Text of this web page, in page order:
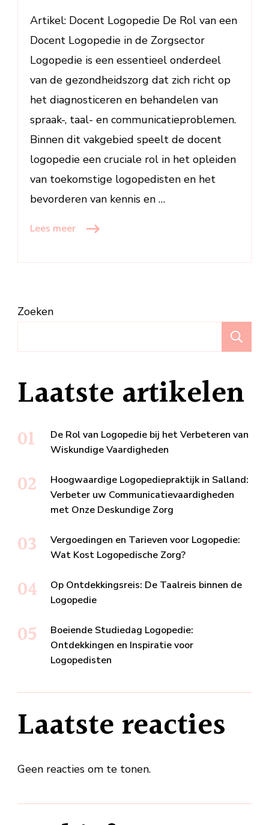
Artikel: Docent Logopedie De Rol van een
Docent Logopedie in de Zorgsector
Logopedie is een essentieel onderdeel
van de gezondheidszorg dat zich richt op
het diagnosticeren en behandelen van
spraak-, taal- en communicatieproblemen.
Binnen dit vakgebied speelt de docent
logopedie een cruciale rol in het opleiden
van toekomstige logopedisten en het
bevorderen van kennis en …
Lees meer
Zoeken
Laatste artikelen
De Rol van Logopedie bij het Verbeteren van
Wiskundige Vaardigheden
Hoogwaardige Logopediepraktijk in Salland:
Verbeter uw Communicatievaardigheden
met Onze Deskundige Zorg
Vergoedingen en Tarieven voor Logopedie:
Wat Kost Logopedische Zorg?
Op Ontdekkingsreis: De Taalreis binnen de
Logopedie
Boeiende Studiedag Logopedie:
Ontdekkingen en Inspiratie voor
Logopedisten
Laatste reacties
Geen reacties om te tonen.